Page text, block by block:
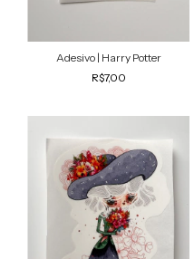
Adesivo | Harry Potter
R$7,00